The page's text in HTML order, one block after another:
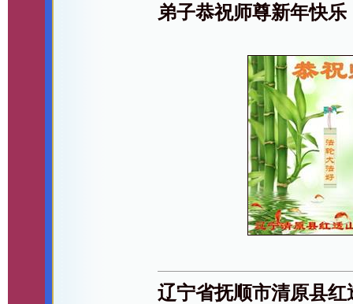
弟子恭祝师尊新年快乐
辽宁省抚顺市清原县